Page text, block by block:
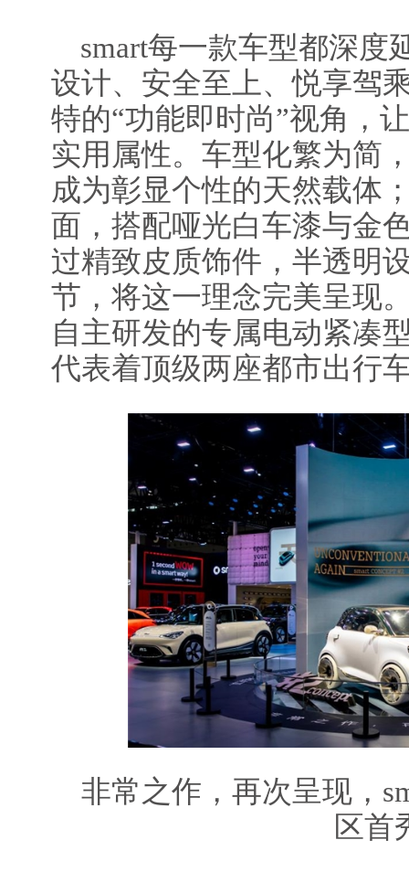
smart每一款车型都深
设计、安全至上、悦享驾
特的“功能即时尚”视角，
实用属性。车型化繁为简
成为彰显个性的天然载体
面，搭配哑光白车漆与金
过精致皮质饰件，半透明
节，将这一理念完美呈现
自主研发的专属电动紧凑
代表着顶级两座都市出行
非常之作，再次呈现，
区首